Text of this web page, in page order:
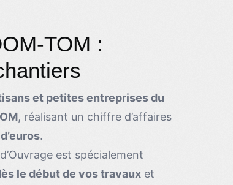
TOM :
et petites entreprises du
, réalisant un chiffre d’affaires
.
est spécialement
le début de vos travauxet